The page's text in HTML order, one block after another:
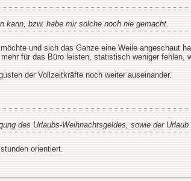
kann, bzw. habe mir solche noch nie gemacht.
und sich das Ganze eine Weile angeschaut
für das Büro leisten, statistisch weniger
der Vollzeitkräfte noch weiter auseinander.
des Urlaubs-Weihnachtsgeldes, sowie der
orientiert.